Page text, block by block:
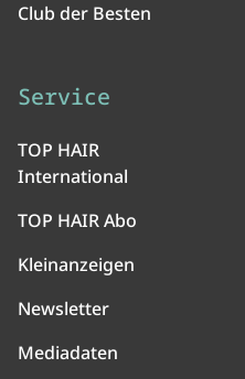
Club der Besten
Service
TOP HAIR
International
TOP HAIR Abo
Kleinanzeigen
Newsletter
Mediadaten